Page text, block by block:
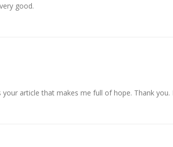
good.
article that makes me full of hope. Thank